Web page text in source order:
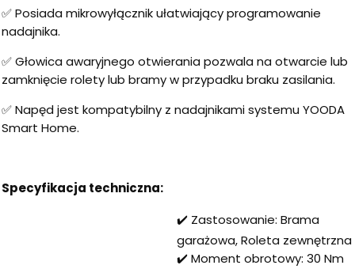
✅ Posiada mikrowyłącznik ułatwiający programowanie
nadajnika.
✅ Głowica awaryjnego otwierania pozwala na otwarcie lub
zamknięcie rolety lub bramy w przypadku braku zasilania.
✅ Napęd jest kompatybilny z nadajnikami systemu YOODA
Smart Home.
Specyfikacja techniczna:
✔️ Zastosowanie: Brama
garażowa, Roleta zewnętrzna
✔️ Moment obrotowy: 30 Nm